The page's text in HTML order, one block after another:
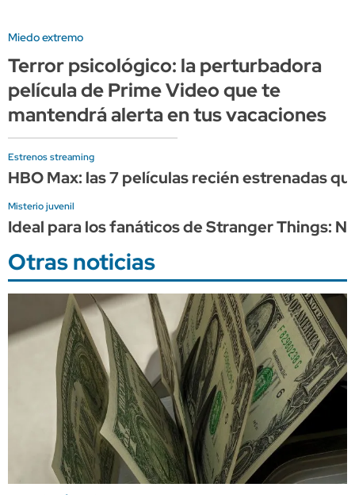
Miedo extremo
Terror psicológico: la perturbadora
película de Prime Video que te
mantendrá alerta en tus vacaciones
Estrenos streaming
HBO Max: las 7 películas recién estrenadas
Misterio juvenil
Ideal para los fanáticos de Stranger Things:
Otras noticias